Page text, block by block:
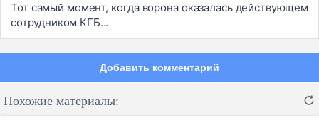
Тот самый момент, когда ворона оказалась действующем
сотрудником КГБ...
Добавить комментарий
Похожие материалы: